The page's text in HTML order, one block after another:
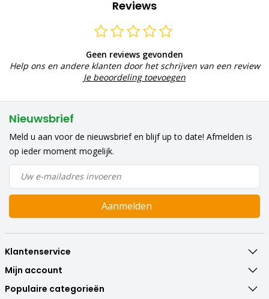
Reviews
Geen reviews gevonden
Help ons en andere klanten door het schrijven van een review
Je beoordeling toevoegen
Nieuwsbrief
Meld u aan voor de nieuwsbrief en blijf up to date! Afmelden is
op ieder moment mogelijk.
Aanmelden
Klantenservice
Mijn account
Populaire categorieën